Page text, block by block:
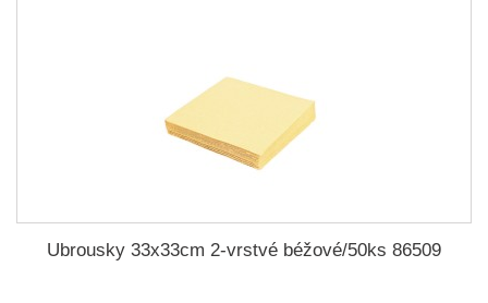
Ubrousky 33x33cm 2-vrstvé béžové/50ks 86509